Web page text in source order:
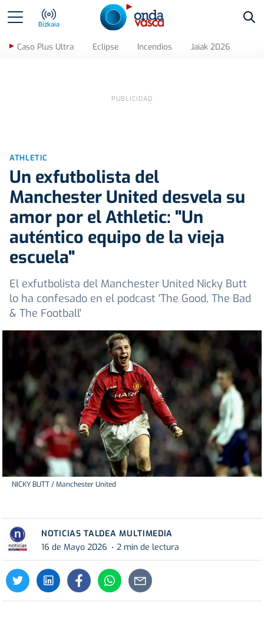
Bizkaia
Caso Plus Ultra Eclipse Incendios Jaiak 2026
ATHLETIC
Un exfutbolista del
Manchester United desvela su
amor por el Athletic: "Un
auténtico equipo de la vieja
escuela"
El exfutbolista del Manchester United Nicky Butt
lo ha confesado en el podcast 'The Good, The Bad
& The Football'
NICKY BUTT / Manchester United
NOTICIAS TALDEA MULTIMEDIA
16 de Mayo 2026
2 min de lectura